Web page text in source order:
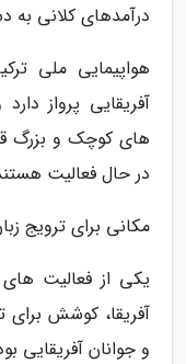
درآمدهای کلانی به
آفریقایی پرواز
های کوچک و بزرگ
در حال فعالیت
مکانی برای ترویج
یکی از فعالیت
آفریقا، کوشش برای
و جوانان آفریقایی